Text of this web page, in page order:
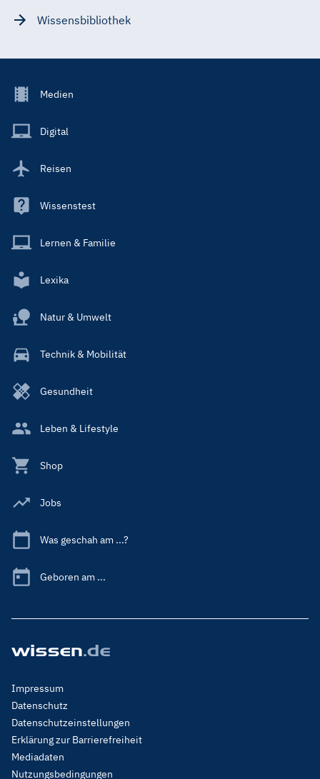
Wissensbibliothek
Footer
Main
Medien
Digital
Reisen
Wissenstest
Lernen & Familie
Lexika
Natur & Umwelt
Technik & Mobilität
Gesundheit
Leben & Lifestyle
Shop
Jobs
Was geschah am ...?
Geboren am ...
Footer
Menu
Legal
Impressum
Datenschutz
Datenschutzeinstellungen
Erklärung zur Barrierefreiheit
Mediadaten
Nutzungsbedingungen